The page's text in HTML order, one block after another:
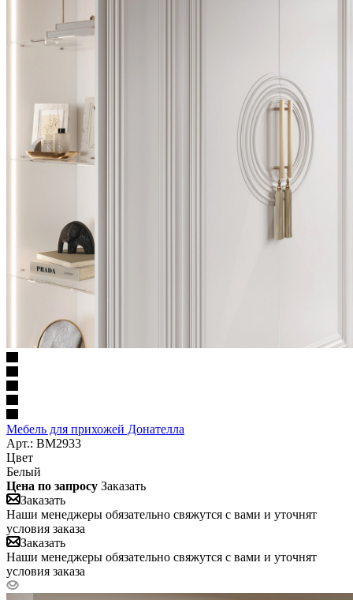
Мебель для прихожей Донателла
Арт.: BM2933
Цвет
Белый
Цена по запросу Заказать
Заказать
Наши менеджеры обязательно свяжутся с вами и уточнят
условия заказа
Заказать
Наши менеджеры обязательно свяжутся с вами и уточнят
условия заказа